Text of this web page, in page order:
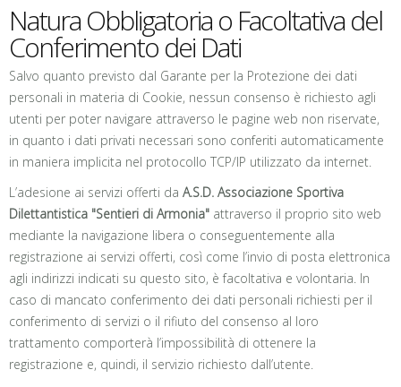
Natura Obbligatoria o Facoltativa del
Conferimento dei Dati
Salvo quanto previsto dal Garante per la Protezione dei dati
personali in materia di Cookie, nessun consenso è richiesto agli
utenti per poter navigare attraverso le pagine web non riservate,
in quanto i dati privati necessari sono conferiti automaticamente
in maniera implicita nel protocollo TCP/IP utilizzato da internet.
L’adesione ai servizi offerti da A.S.D. Associazione Sportiva
Dilettantistica "Sentieri di Armonia" attraverso il proprio sito web
mediante la navigazione libera o conseguentemente alla
registrazione ai servizi offerti, così come l’invio di posta elettronica
agli indirizzi indicati su questo sito, è facoltativa e volontaria. In
caso di mancato conferimento dei dati personali richiesti per il
conferimento di servizi o il rifiuto del consenso al loro
trattamento comporterà l’impossibilità di ottenere la
registrazione e, quindi, il servizio richiesto dall’utente.